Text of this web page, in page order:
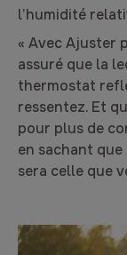
l’humidité
« Avec Ajuster
assuré que la
thermostat
ressentez. Et
pour plus de
en sachant
sera celle que